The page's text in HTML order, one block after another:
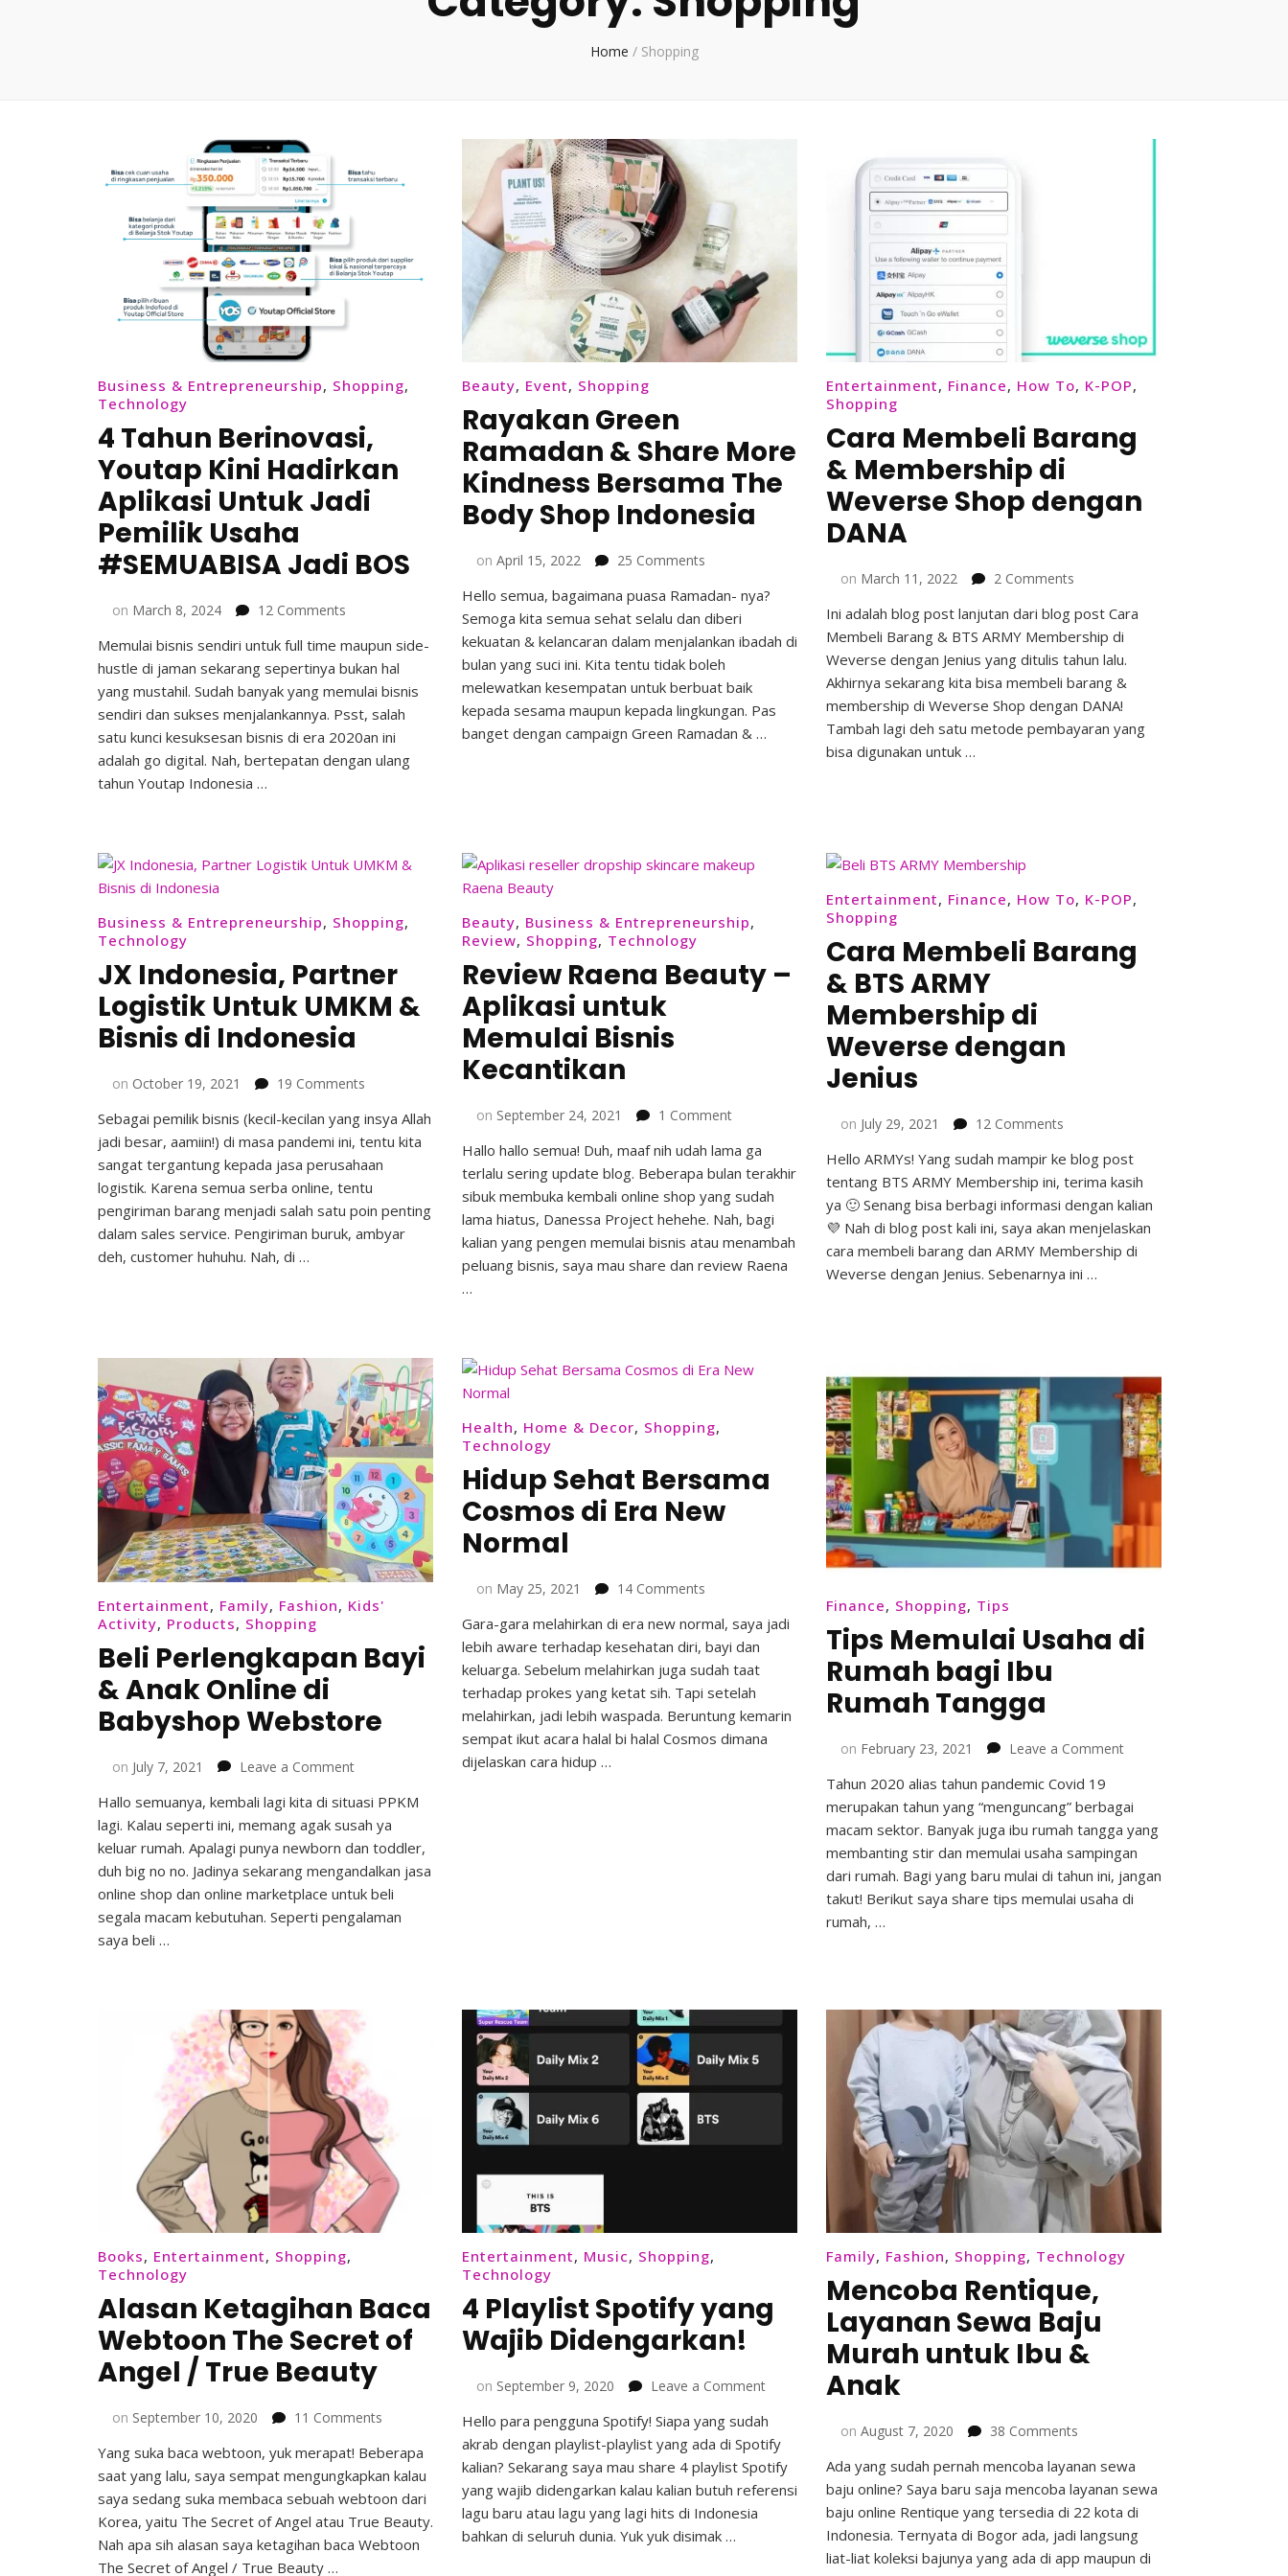
Home / Shopping
Business & Entrepreneurship, Shopping,
Technology
4 Tahun Berinovasi,
Youtap Kini Hadirkan
Aplikasi Untuk Jadi
Pemilik Usaha
#SEMUABISA Jadi BOS
on March 8, 2024 12 Comments
Tahun
Berinovasi,
Youtap
Kini
Hadirkan
Untuk
Jadi
Memulai bisnis sendiri untuk full time maupun side-
hustle di jaman sekarang sepertinya bukan hal
yang mustahil. Sudah banyak yang memulai bisnis
sendiri dan sukses menjalankannya. Psst, salah
satu kunci kesuksesan bisnis di era 2020an ini
adalah go digital. Nah, bertepatan dengan ulang
tahun Youtap Indonesia …
Beauty, Event, Shopping
Rayakan Green
Ramadan & Share More
Kindness Bersama The
Body Shop Indonesia
on April 15, 2022 25 Commentson
Green
Ramadan
&
Share
More
Bersama
The
Hello semua, bagaimana puasa Ramadan- nya?
Semoga kita semua sehat selalu dan diberi
kekuatan & kelancaran dalam menjalankan ibadah di
bulan yang suci ini. Kita tentu tidak boleh
melewatkan kesempatan untuk berbuat baik
kepada sesama maupun kepada lingkungan. Pas
banget dengan campaign Green Ramadan & …
Entertainment, Finance, How To, K-POP,
Shopping
Cara Membeli Barang
& Membership di
Weverse Shop dengan
DANA
on March 11, 2022 2 Commentson
Membeli
Barang
&
Membership
di
Shop
Ini adalah blog post lanjutan dari blog post Cara
Membeli Barang & BTS ARMY Membership di
Weverse dengan Jenius yang ditulis tahun lalu.
Akhirnya sekarang kita bisa membeli barang &
membership di Weverse Shop dengan DANA!
Tambah lagi deh satu metode pembayaran yang
bisa digunakan untuk …
Business & Entrepreneurship, Shopping,
Technology
JX Indonesia, Partner
Logistik Untuk UMKM &
Bisnis di Indonesia
on October 19, 2021 19 Comments
Indonesia,
Partner
Logistik
Untuk
UMKM
Bisnis
Sebagai pemilik bisnis (kecil-kecilan yang insya Allah
jadi besar, aamiin!) di masa pandemi ini, tentu kita
sangat tergantung kepada jasa perusahaan
logistik. Karena semua serba online, tentu
pengiriman barang menjadi salah satu poin penting
dalam sales service. Pengiriman buruk, ambyar
deh, customer huhuhu. Nah, di …
Beauty, Business & Entrepreneurship,
Review, Shopping, Technology
Review Raena Beauty –
Aplikasi untuk
Memulai Bisnis
Kecantikan
on September 24, 2021 1 Commenton
Raena
Beauty
–
Aplikasi
Bisnis
Hallo hallo semua! Duh, maaf nih udah lama ga
terlalu sering update blog. Beberapa bulan terakhir
sibuk membuka kembali online shop yang sudah
lama hiatus, Danessa Project hehehe. Nah, bagi
kalian yang pengen memulai bisnis atau menambah
peluang bisnis, saya mau share dan review Raena
…
Entertainment, Finance, How To, K-POP,
Shopping
Cara Membeli Barang
& BTS ARMY
Membership di
Weverse dengan
Jenius
on July 29, 2021 12 Commentson
Membeli
Barang
&
BTS
ARMY
Membership
di
Hello ARMYs! Yang sudah mampir ke blog post
tentang BTS ARMY Membership ini, terima kasih
ya 🙂 Senang bisa berbagi informasi dengan kalian
💜 Nah di blog post kali ini, saya akan menjelaskan
cara membeli barang dan ARMY Membership di
Weverse dengan Jenius. Sebenarnya ini …
Entertainment, Family, Fashion, Kids'
Activity, Products, Shopping
Beli Perlengkapan Bayi
& Anak Online di
Babyshop Webstore
on July 7, 2021 Leave a Commenton
Perlengkapan
Bayi
&
Anak
Online
Babyshop
Hallo semuanya, kembali lagi kita di situasi PPKM
lagi. Kalau seperti ini, memang agak susah ya
keluar rumah. Apalagi punya newborn dan toddler,
duh big no no. Jadinya sekarang mengandalkan jasa
online shop dan online marketplace untuk beli
segala macam kebutuhan. Seperti pengalaman
saya beli …
Health, Home & Decor, Shopping,
Technology
Hidup Sehat Bersama
Cosmos di Era New
Normal
on May 25, 2021 14 Commentson
Sehat
Bersama
Cosmos
di
Era
New
Normal
Gara-gara melahirkan di era new normal, saya jadi
lebih aware terhadap kesehatan diri, bayi dan
keluarga. Sebelum melahirkan juga sudah taat
terhadap prokes yang ketat sih. Tapi setelah
melahirkan, jadi lebih waspada. Beruntung kemarin
sempat ikut acara halal bi halal Cosmos dimana
dijelaskan cara hidup …
Finance, Shopping, Tips
Tips Memulai Usaha di
Rumah bagi Ibu
Rumah Tangga
on February 23, 2021 Leave a Commenton
Usaha
di
Rumah
Ibu
Rumah
Tahun 2020 alias tahun pandemic Covid 19
merupakan tahun yang “menguncang” berbagai
macam sektor. Banyak juga ibu rumah tangga yang
membanting stir dan memulai usaha sampingan
dari rumah. Bagi yang baru mulai di tahun ini, jangan
takut! Berikut saya share tips memulai usaha di
rumah, …
Books, Entertainment, Shopping,
Technology
Alasan Ketagihan Baca
Webtoon The Secret of
Angel / True Beauty
on September 10, 2020 11 Comments
Ketagihan
Baca
Webtoon
The
Secret
Yang suka baca webtoon, yuk merapat! Beberapa
saat yang lalu, saya sempat mengungkapkan kalau
saya sedang suka membaca sebuah webtoon dari
Korea, yaitu The Secret of Angel atau True Beauty.
Nah apa sih alasan saya ketagihan baca Webtoon
The Secret of Angel / True Beauty …
Entertainment, Music, Shopping,
Technology
4 Playlist Spotify yang
Wajib Didengarkan!
on September 9, 2020 Leave a Commenton
Playlist
Spotify
yang
Wajib
Didengarkan!
Hello para pengguna Spotify! Siapa yang sudah
akrab dengan playlist-playlist yang ada di Spotify
kalian? Sekarang saya mau share 4 playlist Spotify
yang wajib didengarkan kalau kalian butuh referensi
lagu baru atau lagu yang lagi hits di Indonesia
bahkan di seluruh dunia. Yuk yuk disimak …
Family, Fashion, Shopping, Technology
Mencoba Rentique,
Layanan Sewa Baju
Murah untuk Ibu &
Anak
on August 7, 2020 38 Commentson
Rentique,
Layanan
Sewa
Baju
Murah
Ada yang sudah pernah mencoba layanan sewa
baju online? Saya baru saja mencoba layanan sewa
baju online Rentique yang tersedia di 22 kota di
Indonesia. Ternyata di Bogor ada, jadi langsung
liat-liat koleksi bajunya yang ada di app maupun di